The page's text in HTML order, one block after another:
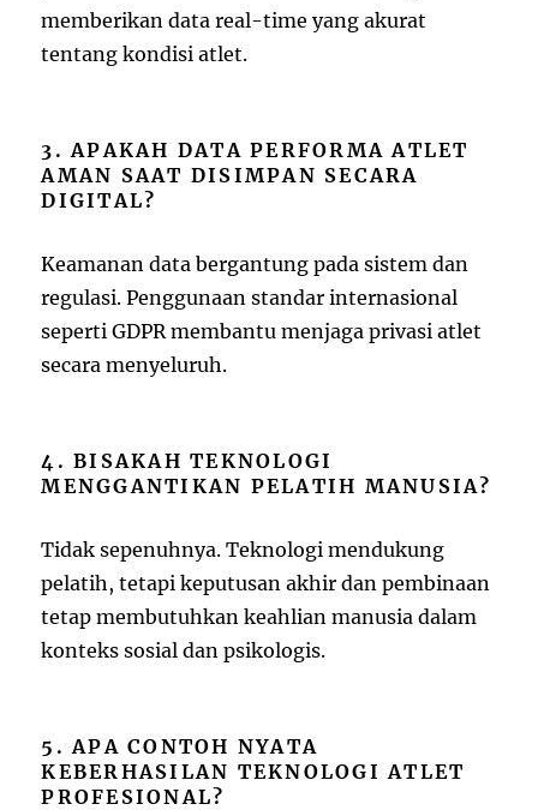
memberikan data real-time yang akurat
tentang kondisi atlet.
3. APAKAH DATA PERFORMA ATLET
AMAN SAAT DISIMPAN SECARA
DIGITAL?
Keamanan data bergantung pada sistem dan
regulasi. Penggunaan standar internasional
seperti GDPR membantu menjaga privasi atlet
secara menyeluruh.
4. BISAKAH TEKNOLOGI
MENGGANTIKAN PELATIH MANUSIA?
Tidak sepenuhnya. Teknologi mendukung
pelatih, tetapi keputusan akhir dan pembinaan
tetap membutuhkan keahlian manusia dalam
konteks sosial dan psikologis.
5. APA CONTOH NYATA
KEBERHASILAN TEKNOLOGI ATLET
PROFESIONAL?